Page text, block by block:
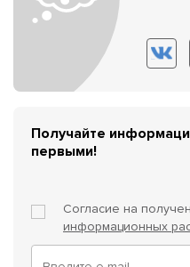
Получайте
первыми!
Согласие на
информационных